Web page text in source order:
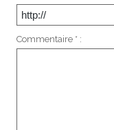
Commentaire * :